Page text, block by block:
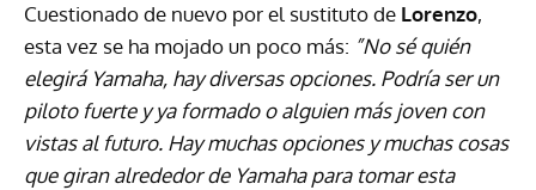
Cuestionado de nuevo por el sustituto de Lorenzo,
esta vez se ha mojado un poco más: ”No sé quién
elegirá Yamaha, hay diversas opciones. Podría ser un
piloto fuerte y ya formado o alguien más joven con
vistas al futuro. Hay muchas opciones y muchas cosas
que giran alrededor de Yamaha para tomar esta